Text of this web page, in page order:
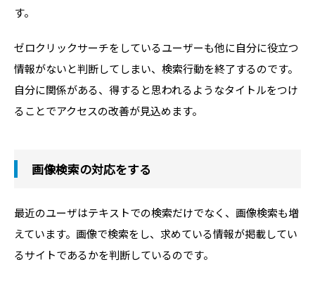
す。
ゼロクリックサーチをしているユーザーも他に自分に役立つ
情報がないと判断してしまい、検索行動を終了するのです。
自分に関係がある、得すると思われるようなタイトルをつけ
ることでアクセスの改善が見込めます。
画像検索の対応をする
最近のユーザはテキストでの検索だけでなく、画像検索も増
えています。画像で検索をし、求めている情報が掲載してい
るサイトであるかを判断しているのです。